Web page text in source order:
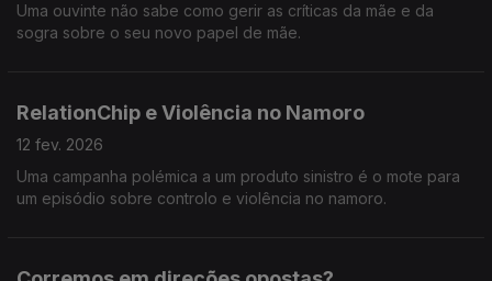
Uma ouvinte não sabe como gerir as críticas da mãe e da
sogra sobre o seu novo papel de mãe.
RelationChip e Violência no Namoro
12 fev. 2026
Uma campanha polémica a um produto sinistro é o mote para
um episódio sobre controlo e violência no namoro.